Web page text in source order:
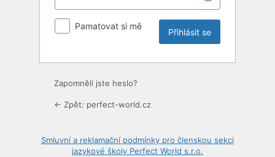
Pamatovat si mě
Zapomněli jste heslo?
← Zpět: perfect-world.cz
Smluvní a reklamační podmínky pro členskou sekci
jazykové školy Perfect World s.r.o.